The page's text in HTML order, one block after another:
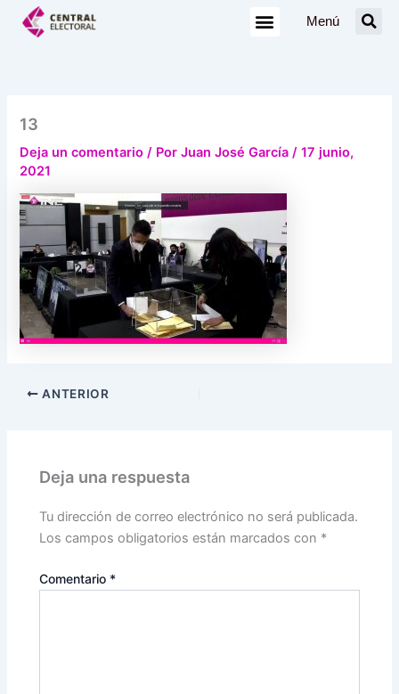
Menú
13
Deja un comentario / PorJuan José García/17 junio,
2021
ANTERIOR
Deja una respuesta
Tu dirección de correo electrónico no será publicada.
Los campos obligatorios están marcados con *
Comentario *